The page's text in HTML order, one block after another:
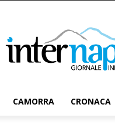
CAMORRA CRONACA